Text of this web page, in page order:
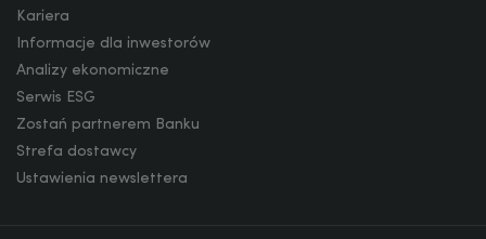
Kariera
Informacje dla inwestorów
Analizy ekonomiczne
Serwis ESG
Zostań partnerem Banku
Strefa dostawcy
Ustawienia newslettera